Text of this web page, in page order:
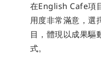
在English Cafe項
用度非常滿意，選
目，體現以成果驅
式。